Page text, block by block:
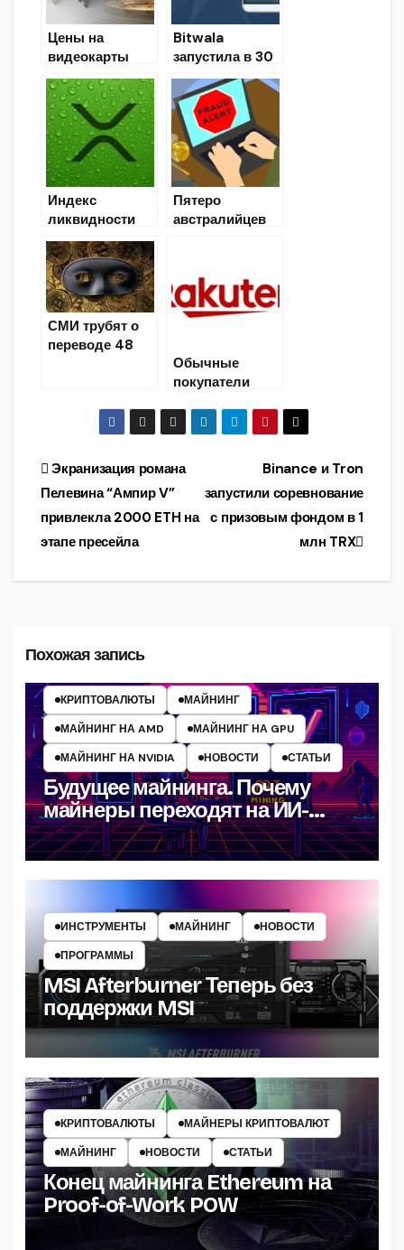
Цены на
видеокарты
для майнинга
упали более
чем на 50%
Bitwala
запустила в 30
странах
банковское
приложение с
поддержкой
Биткоина
Индекс
ликвидности
Ripple XRP в
Австралии
достиг нового
рекорда
Пятеро
австралийцев
мошенничестве
на $1.83 млн
СМИ трубят о
переводе 48
Обычные
покупатели
баллы
лояльности на
Навигация
по
записям
Binance и Tron
запустили соревнование
с призовым фондом в 1
млн TRX
Экранизация романа
Пелевина “Ампир V”
привлекла 2000 ETH на
этапе пресейла
Похожая запись
КРИПТОВАЛЮТЫ
МАЙНИНГ
МАЙНИНГ НА AMD
МАЙНИНГ НА GPU
МАЙНИНГ НА NVIDIA
НОВОСТИ СТАТЬИ
Будущее майнинга. Почему
майнеры переходят на ИИ-
вычисления в 2025 году?
ИНСТРУМЕНТЫ МАЙНИНГ
НОВОСТИ
ПРОГРАММЫ
MSI Afterburner Теперь без
поддержки MSI
КРИПТОВАЛЮТЫ
МАЙНЕРЫ КРИПТОВАЛЮТ
МАЙНИНГ
НОВОСТИ СТАТЬИ
Конец майнинга Ethereum на
Proof-of-Work POW